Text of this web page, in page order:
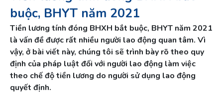
buộc, BHYT năm 2021
Tiền lương tính đóng BHXH bắt buộc, BHYT năm 2021
là vấn đề được rất nhiều người lao động quan tâm. Vì
vậy, ở bài viết này, chúng tôi sẽ trình bày rõ theo quy
định của pháp luật đối với người lao động làm việc
theo chế độ tiền lương do người sử dụng lao động
quyết định.